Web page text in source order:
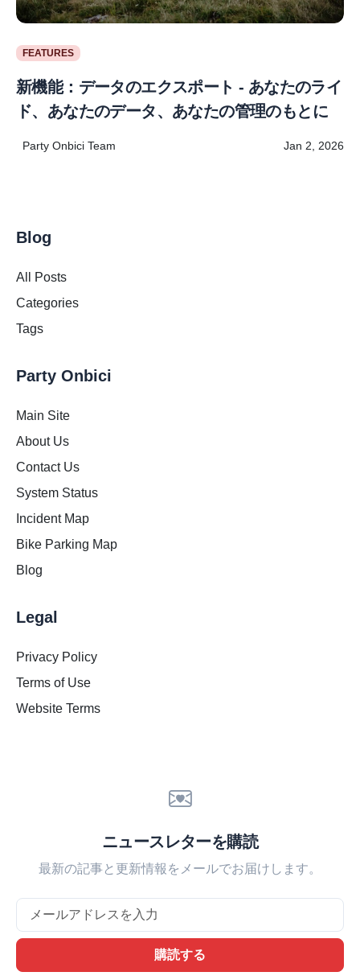
FEATURES
新機能：データのエクスポート - あなたのライ
ド、あなたのデータ、あなたの管理のもとに
Party Onbici Team Jan 2, 2026
Blog
All Posts
Categories
Tags
Party Onbici
Main Site
About Us
Contact Us
System Status
Incident Map
Bike Parking Map
Blog
Legal
Privacy Policy
Terms of Use
Website Terms
ニュースレターを購読
最新の記事と更新情報をメールでお届けします。
購読する